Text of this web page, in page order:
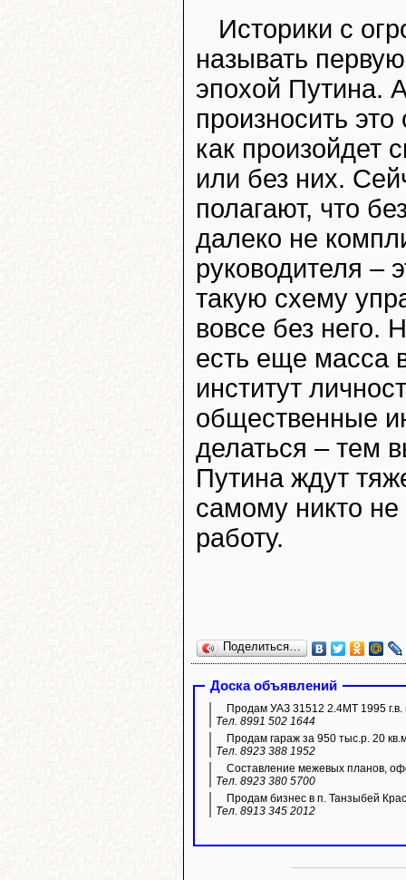
Историки с
называть
эпохой Путина.
произносить это
как произойдет
или без них.
полагают, что
далеко не
руководителя –
такую схему
вовсе без него.
есть еще масса
институт
общественные
делаться – тем
Путина ждут
самому никто
работу.
Поделиться…
Доска объявлений
Продам УАЗ 31512 2.4МТ 1995 г.в.
Тел. 8991 502 1644
Продам гараж за 950 тыс.р. 20
Тел. 8923 388 1952
Составление межевых планов,
Тел. 8923 380 5700
Продам бизнес в п. Танзыбей
Тел. 8913 345 2012